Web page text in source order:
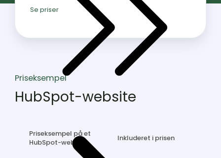
Se priser
Priseksempel
HubSpot-website
Priseksempel på et
HubSpot-website
Inkluderet i prisen